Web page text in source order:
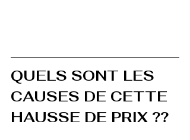
QUELS SONT LES
CAUSES DE CETTE
HAUSSE DE PRIX ??